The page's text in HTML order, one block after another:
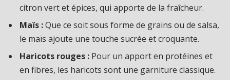
citron vert et épices, qui apporte de la fraîcheur.
Maïs :Que ce soit sous forme de grains ou de salsa,
le maïs ajoute une touche sucrée et croquante.
Haricots rouges : Pour un apport en protéines et
en fibres, les haricots sont une garniture classique.